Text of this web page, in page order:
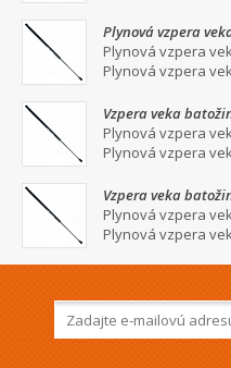
Plynová vzpera
Plynová vzpera
Plynová vzpera
Vzpera veka
Plynová vzpera
Plynová vzpera
Vzpera veka
Plynová vzpera
Plynová vzpera